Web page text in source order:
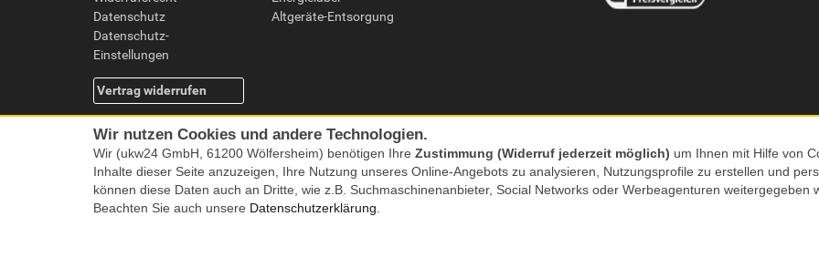
Datenschutz
Datenschutz-
Einstellungen
Vertrag widerrufen
Altgeräte-Entsorgung
Alle Preise inkl. MwSt. zzgl. Versand | *) Unverbindliche Preisempfehlung | **) Ehemaliger
Wir nutzen Cookies und andere Technologien.
Wir (ukw24 GmbH, 61200 Wölfersheim) benötigen Ihre Zustimmung (Widerruf jederzeit möglich) um Ihnen mit Hilfe von
Inhalte dieser Seite anzuzeigen, Ihre Nutzung unseres Online-Angebots zu analysieren, Nutzungsprofile zu erstellen und
können diese Daten auch an Dritte, wie z.B. Suchmaschinenanbieter, Social Networks oder Werbeagenturen
Beachten Sie auch unsere Datenschutzerklärung.